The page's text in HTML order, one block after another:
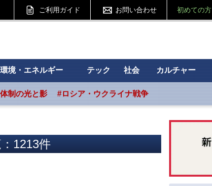
ご利用ガイド お問い合わせ 初めての方
環境・エネルギー テック 社会 カルチャー
制の光と影 #ロシア・ウクライナ戦争
1213件